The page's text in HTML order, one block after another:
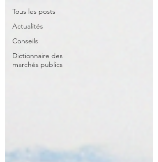
Tous les posts
Actualités
Conseils
Dictionnaire des
marchés publics